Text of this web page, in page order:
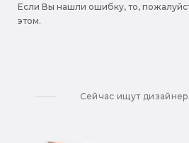
Если Вы нашли ошибку, то,
этом.
Сейчас ищут